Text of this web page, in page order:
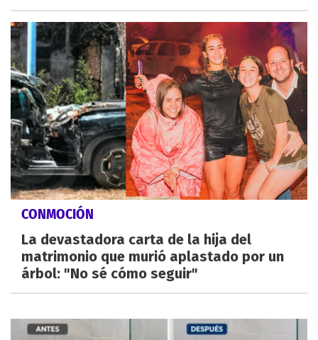
CONMOCIÓN
La devastadora carta de la hija del
matrimonio que murió aplastado por un
árbol: "No sé cómo seguir"